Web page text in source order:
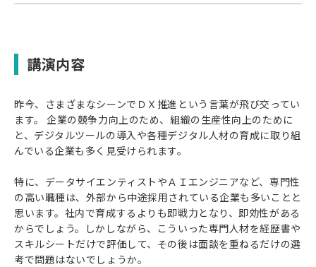
講演内容
昨今、さまざまなシーンでＤＸ推進という言葉が飛び交ってい
ます。 企業の競争力向上のため、組織の生産性向上のために
と、デジタルツールの導入や各種デジタル人材の育成に取り組
んでいる企業も多く見受けられます。
特に、データサイエンティストやＡＩエンジニアなど、専門性
の高い職種は、外部から中途採用されている企業も多いことと
思います。社内で育成するよりも即戦力となり、即効性がある
からでしょう。しかしながら、こういった専門人材を経歴書や
スキルシートだけで評価して、その後は面談を重ねるだけの選
考で問題はないでしょうか。